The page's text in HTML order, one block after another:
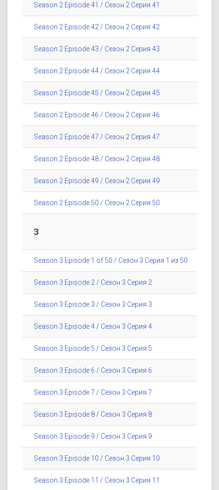
Season 2 Episode 41 / Сезон 2 Серия 41
Season 2 Episode 42 / Сезон 2 Серия 42
Season 2 Episode 43 / Сезон 2 Серия 43
Season 2 Episode 44 / Сезон 2 Серия 44
Season 2 Episode 45 / Сезон 2 Серия 45
Season 2 Episode 46 / Сезон 2 Серия 46
Season 2 Episode 47 / Сезон 2 Серия 47
Season 2 Episode 48 / Сезон 2 Серия 48
Season 2 Episode 49 / Сезон 2 Серия 49
Season 2 Episode 50 / Сезон 2 Серия 50
3
Season 3 Episode 1 of 50 / Сезон 3 Серия 1 из 50
Season 3 Episode 2 / Сезон 3 Серия 2
Season 3 Episode 3 / Сезон 3 Серия 3
Season 3 Episode 4 / Сезон 3 Серия 4
Season 3 Episode 5 / Сезон 3 Серия 5
Season 3 Episode 6 / Сезон 3 Серия 6
Season 3 Episode 7 / Сезон 3 Серия 7
Season 3 Episode 8 / Сезон 3 Серия 8
Season 3 Episode 9 / Сезон 3 Серия 9
Season 3 Episode 10 / Сезон 3 Серия 10
Season 3 Episode 11 / Сезон 3 Серия 11